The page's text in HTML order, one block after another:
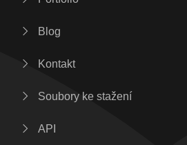
Blog
Kontakt
Soubory ke stažení
API